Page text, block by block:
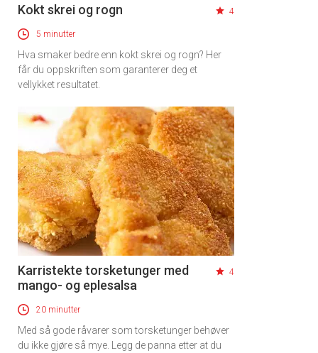
Få ukentlige nyhetsbrev fra
Kokt skrei og rogn 4
5 minutter
Hva smaker bedre enn kokt skrei og rogn? Her
får du oppskriften som garanterer deg et
vellykket resultatet.
Karristekte torsketunger med
mango- og eplesalsa
4
20 minutter
Med så gode råvarer som torsketunger behøver
du ikke gjøre så mye. Legg de panna etter at du